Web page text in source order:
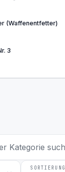
(Waffenentfetter)
3
SORTIERUNG